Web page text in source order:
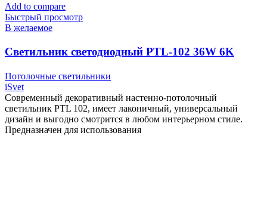
Add to compare
Быстрый просмотр
В желаемое
Cветильник светодиодный PTL-102 36W 6K
Потолочные светильники
iSvet
Современный декоративный настенно-потолочный
светильник PTL 102, имеет лаконичный, универсальный
дизайн и выгодно смотрится в любом интерьерном стиле.
Предназначен для использования